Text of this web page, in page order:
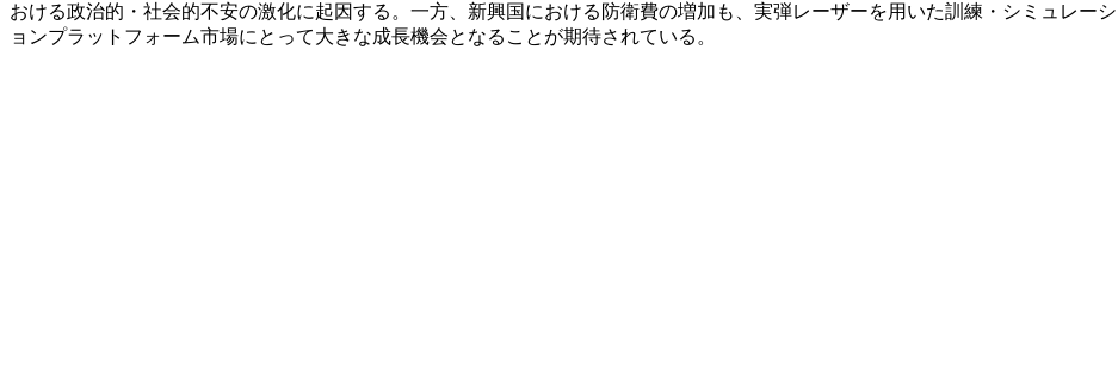
おける政治的・社会的不安の激化に起因する。一方、新興国における防衛費の増加も、実弾レーザーを用いた訓練・シミュレーシ
ョンプラットフォーム市場にとって大きな成長機会となることが期待されている。